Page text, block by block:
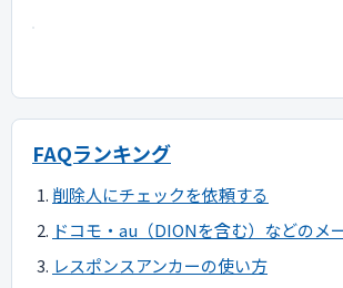
FAQランキング
削除人にチェックを依頼する
ドコモ・au（DIONを含む）などのメ
レスポンスアンカーの使い方